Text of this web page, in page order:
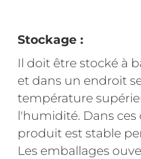
Stockage :
Il doit être stocké à
et dans un endroit
température
l'humidité. Dans ces
produit est stable
Les emballages